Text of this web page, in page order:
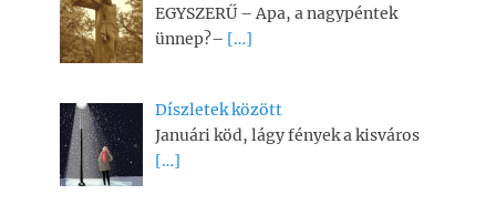
EGYSZERŰ – Apa, a nagypéntek
ünnep?– […]
Díszletek között
Januári köd, lágy fények a kisváros
[…]